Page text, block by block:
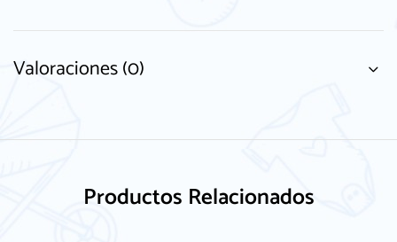
Valoraciones (0)
Productos Relacionados